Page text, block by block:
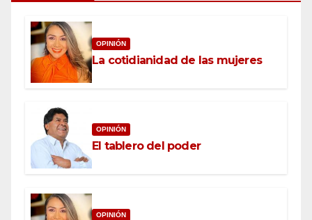
OPINIÓN
La cotidianidad de las mujeres
OPINIÓN
El tablero del poder
OPINIÓN